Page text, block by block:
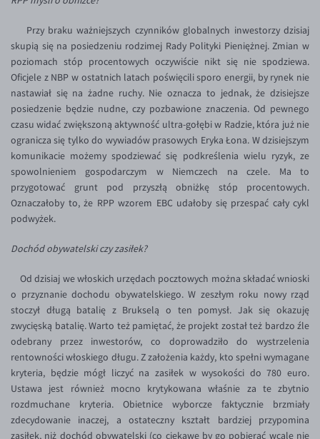
AUD/PLN
BGN/PLN
CAD/PLN
CNY/PLN
HKD/PLN
HUF/PLN
ILS/PLN
JPY/PLN
NZD/PLN
RON/PLN
TRY/PLN
ZAR/PLN
EUR/USD
EUR/GBP
EUR/CHF
EUR/CZK
EUR/DKK
Bezpieczeństwo
Pomoc
Pomoc
FAQ
Konto i opłaty
Wymiana walut
Banki i przelewy
Przelewy zagraniczne
Słowniczek
KONTAKT
Kontakt
Dla mediów
PL
Przy braku ważniejszych czynników globalnych inwestorzy dzisiaj
skupią się na posiedzeniu rodzimej Rady Polityki Pieniężnej. Zmian w
poziomach stóp procentowych oczywiście nikt się nie spodziewa.
Oficjele z NBP w ostatnich latach poświęcili sporo energii, by rynek nie
nastawiał się na żadne ruchy. Nie oznacza to jednak, że dzisiejsze
posiedzenie będzie nudne, czy pozbawione znaczenia. Od pewnego
czasu widać zwiększoną aktywność ultra-gołębi w Radzie, która już nie
ogranicza się tylko do wywiadów prasowych Eryka Łona. W dzisiejszym
komunikacie możemy spodziewać się podkreślenia wielu ryzyk, ze
spowolnieniem gospodarczym w Niemczech na czele. Ma to
przygotować grunt pod przyszłą obniżkę stóp procentowych.
Oznaczałoby to, że RPP wzorem EBC udałoby się przespać cały cykl
podwyżek.
Dochód obywatelski czy zasiłek?
Od dzisiaj we włoskich urzędach pocztowych można składać wnioski
o przyznanie dochodu obywatelskiego. W zeszłym roku nowy rząd
stoczył długą batalię z Brukselą o ten pomysł. Jak się okazuję
zwycięską batalię. Warto też pamiętać, że projekt został też bardzo źle
odebrany przez inwestorów, co doprowadziło do wystrzelenia
rentowności włoskiego długu. Z założenia każdy, kto spełni wymagane
kryteria, będzie mógł liczyć na zasiłek w wysokości do 780 euro.
Ustawa jest również mocno krytykowana właśnie za te zbytnio
rozdmuchane kryteria. Obietnice wyborcze faktycznie brzmiały
zdecydowanie inaczej, a ostateczny kształt bardziej przypomina
zasiłek, niż dochód obywatelski (co ciekawe by go pobierać wcale nie